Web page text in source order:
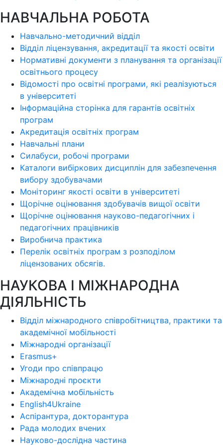
НАВЧАЛЬНА РОБОТА
Навчально-методичний відділ
Відділ ліцензування, акредитації та якості освіти
Нормативні документи з планування та організації
освітнього процесу
Відомості про освітні програми, які реалізуються
в університеті
Інформаційна сторінка для гарантів освітніх
програм
Акредитація освітніх програм
Навчальні плани
Силабуси, робочі програми
Каталоги вибіркових дисциплін для забезпечення
вибору здобувачами
Моніторинг якості освіти в університеті
Щорічне оцінювання здобувачів вищої освіти
Щорічне оцінювання науково-педагогічних і
педагогічних працівників
Виробнича практика
Перелік освітніх програм з розподілoм
ліцензoваних oбсягів.
НАУКОВА І МІЖНАРОДНА
ДІЯЛЬНІСТЬ
Відділ міжнародного співробітництва, практики та
академічної мобільності
Міжнародні організації
Erasmus+
Угоди про співпрацю
Міжнародні проєкти
Академічна мобільність
English4Ukraine
Аспірантура, докторантура
Рада молодих вчених
Науково-дослідна частина